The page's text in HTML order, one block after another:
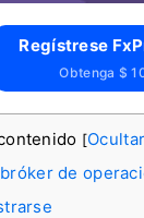
Regístrese
Obtenga $
[
de